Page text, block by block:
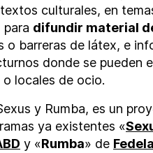
culturales, en
para difundir material
o barreras de látex, e
donde se pueden
locales de ocio.
y Rumba, es un
ya existentes «
y «Rumba» de